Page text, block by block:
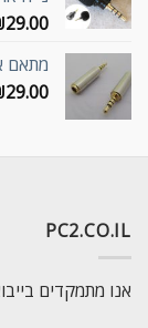
29.00
מתאם
29.00
PC2.CO.IL
אנו מתמקדים